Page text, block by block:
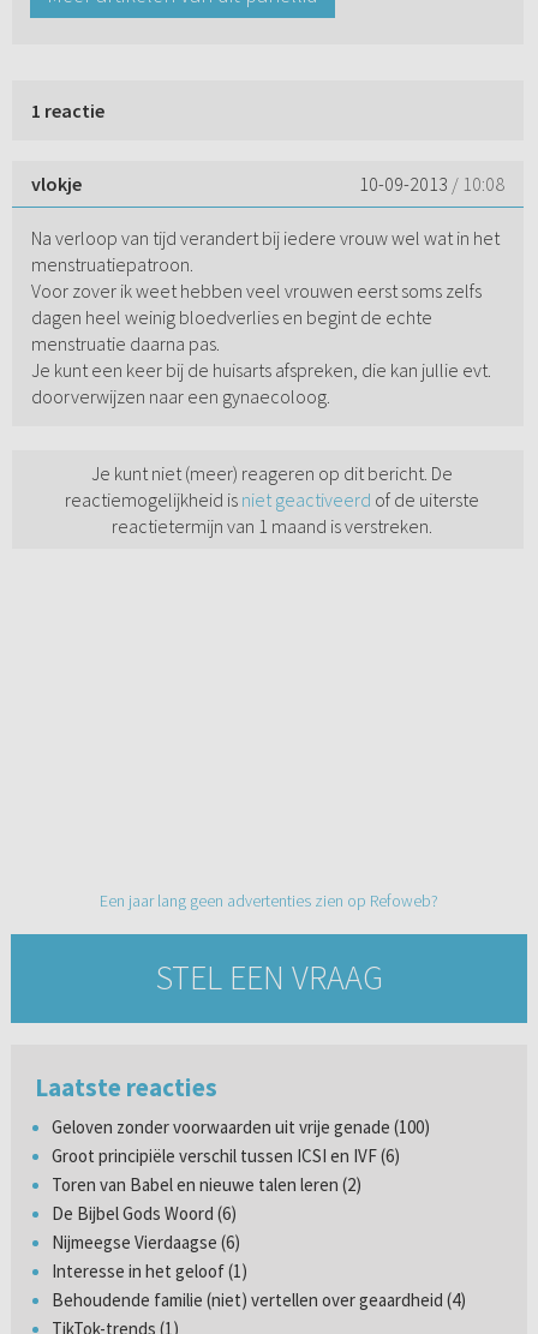
1 reactie
vlokje 10-09-2013 / 10:08
Na verloop van tijd verandert bij iedere vrouw wel wat in het
menstruatiepatroon.
Voor zover ik weet hebben veel vrouwen eerst soms zelfs
dagen heel weinig bloedverlies en begint de echte
menstruatie daarna pas.
Je kunt een keer bij de huisarts afspreken, die kan jullie evt.
doorverwijzen naar een gynaecoloog.
Je kunt niet (meer) reageren op dit bericht. De
reactiemogelijkheid is niet geactiveerd of de uiterste
reactietermijn van 1 maand is verstreken.
Een jaar lang geen advertenties zien op Refoweb?
STEL EEN VRAAG
Laatste reacties
Geloven zonder voorwaarden uit vrije genade (100)
Groot principiële verschil tussen ICSI en IVF (6)
Toren van Babel en nieuwe talen leren (2)
De Bijbel Gods Woord (6)
Nijmeegse Vierdaagse (6)
Interesse in het geloof (1)
Behoudende familie (niet) vertellen over geaardheid (4)
TikTok-trends (1)